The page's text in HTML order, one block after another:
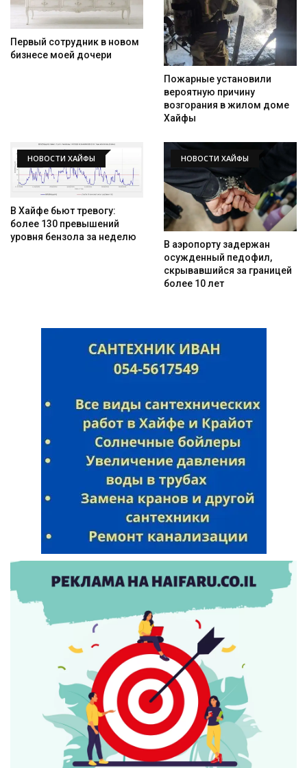
Первый сотрудник в новом
бизнесе моей дочери
Пожарные установили
вероятную причину
возгорания в жилом доме
Хайфы
НОВОСТИ ХАЙФЫ
В Хайфе бьют тревогу:
более 130 превышений
уровня бензола за неделю
НОВОСТИ ХАЙФЫ
В аэропорту задержан
осужденный педофил,
скрывавшийся за границей
более 10 лет